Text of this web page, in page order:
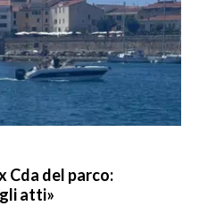
Cda del parco:
atti»